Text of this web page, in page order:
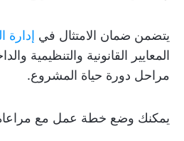
يتضمن ضمان الامتثال في إدارة
المعايير القانونية والتنظيمية
مراحل دورة حياة المشروع.
يمكنك وضع خطة عمل مع مراعاة